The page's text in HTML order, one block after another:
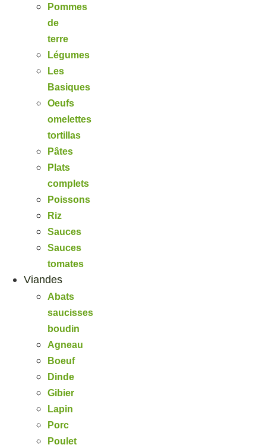
Pommes
de
terre
Légumes
Les
Basiques
Oeufs
omelettes
tortillas
Pâtes
Plats
complets
Poissons
Riz
Sauces
Sauces
tomates
Viandes
Abats
saucisses
boudin
Agneau
Boeuf
Dinde
Gibier
Lapin
Porc
Poulet